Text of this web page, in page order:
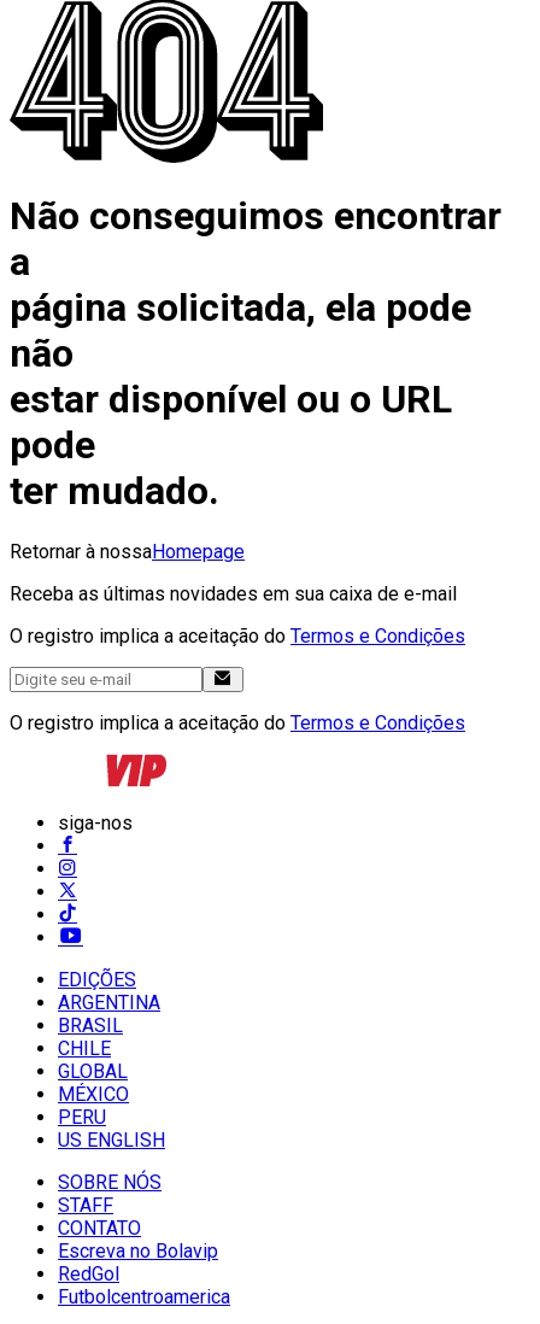
Não conseguimos encontrar
a
página solicitada, ela pode
não
estar disponível ou o URL
pode
ter mudado.
Retornar à nossaHomepage
Receba as últimas novidades em sua caixa de e-mail
O registro implica a aceitação do Termos e Condições
O registro implica a aceitação do Termos e Condições
siga-nos
EDIÇÕES
ARGENTINA
BRASIL
CHILE
GLOBAL
MÉXICO
PERU
US ENGLISH
SOBRE NÓS
STAFF
CONTATO
Escreva no Bolavip
RedGol
Futbolcentroamerica